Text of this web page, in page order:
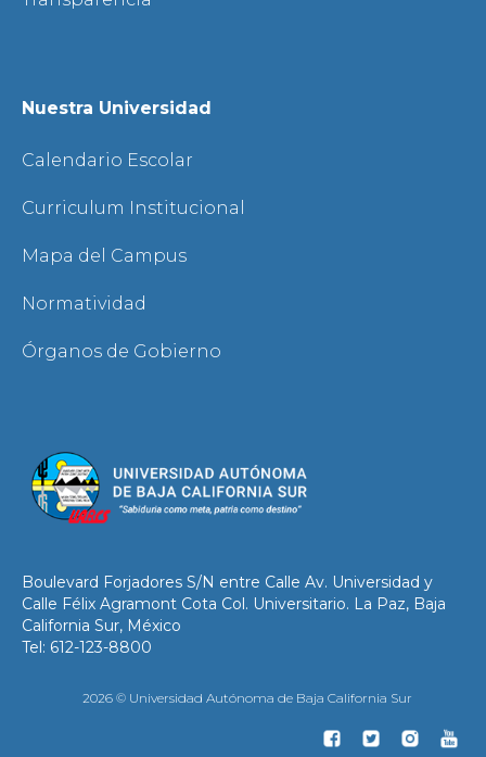
Nuestra Universidad
Calendario Escolar
Curriculum Institucional
Mapa del Campus
Normatividad
Órganos de Gobierno
Boulevard Forjadores S/N entre Calle Av. Universidad y
Calle Félix Agramont Cota Col. Universitario. La Paz, Baja
California Sur, México
Tel: 612-123-8800
2026 © Universidad Autónoma de Baja California Sur